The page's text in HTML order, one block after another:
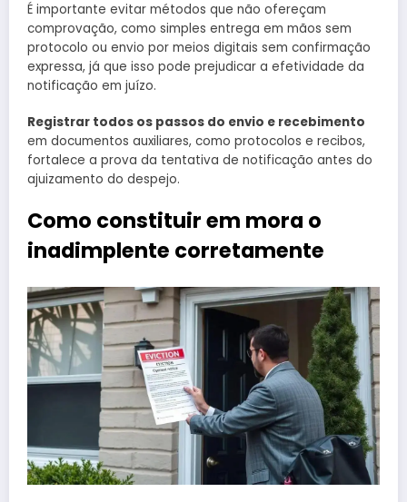
É importante evitar métodos que não ofereçam
comprovação, como simples entrega em mãos sem
protocolo ou envio por meios digitais sem confirmação
expressa, já que isso pode prejudicar a efetividade da
notificação em juízo.
Registrar todos os passos do envio e recebimento
em documentos auxiliares, como protocolos e recibos,
fortalece a prova da tentativa de notificação antes do
ajuizamento do despejo.
Como constituir em mora o
inadimplente corretamente